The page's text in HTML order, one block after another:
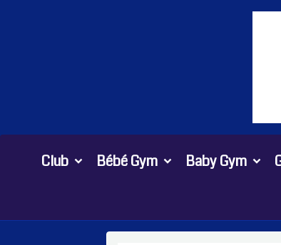
Club Bébé Gym Baby Gym